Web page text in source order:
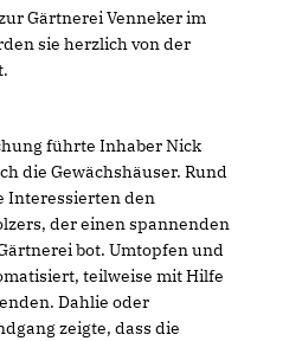
Gärtnerei Venneker im
sie herzlich von der
führte Inhaber Nick
die Gewächshäuser. Rund
Interessierten den
der einen spannenden
bot. Umtopfen und
teilweise mit Hilfe
Dahlie oder
zeigte, dass die